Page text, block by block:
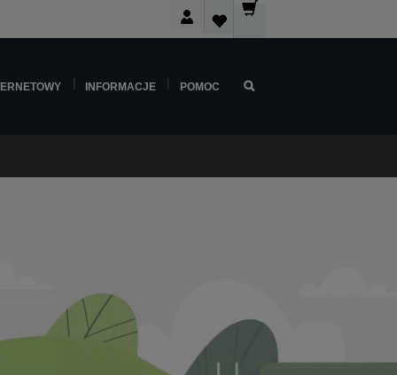
INFORMACJE POMOC